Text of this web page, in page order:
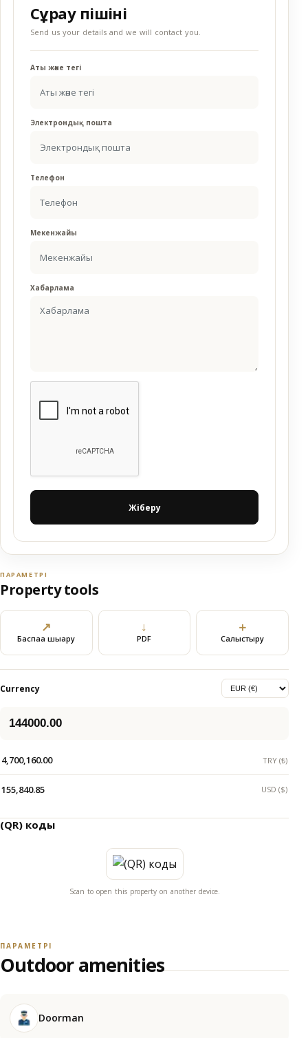
Сұрау пішіні
Send us your details and we will contact you.
Аты және тегі
Электрондық пошта
Телефон
Мекенжайы
Хабарлама
Жіберу
ПАРАМЕТРІ
Property tools
↗
Баспаға шығару
↓
PDF
＋
Салыстыру
Currency
4,700,160.00 TRY (₺)
155,840.85 USD ($)
(QR) коды
Scan to open this property on another device.
ПАРАМЕТРІ
Outdoor amenities
Doorman